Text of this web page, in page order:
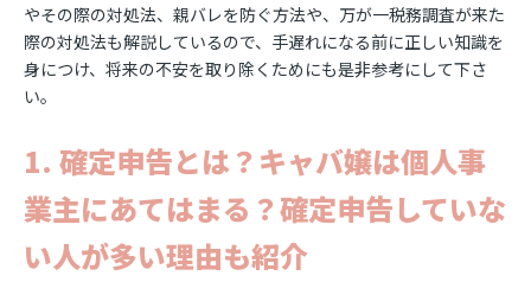
やその際の対処法、親バレを防ぐ方法や、万が一税務調査が来た
際の対処法も解説しているので、手遅れになる前に正しい知識を
身につけ、将来の不安を取り除くためにも是非参考にして下さ
い。
1. 確定申告とは？キャバ嬢は個人事
業主にあてはまる？確定申告していな
い人が多い理由も紹介